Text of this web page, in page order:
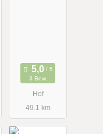
3 Bew.
Hof
49.1 km